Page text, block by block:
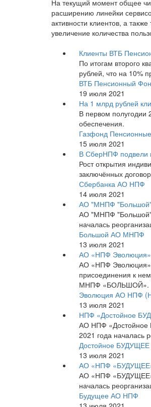
На текущий момент общее
расширению линейки
активности клиентов, а
увеличение количества
Клиенты ВТБ
По итогам второго
рублей, что на 10%
ВТБ Пенсионный
19 июля 2021
На 1 млрд рублей
В первом полугодии
обеспечения.
Газфонд
15 июля 2021
В СберНПФ подвели
Рост открытия
заключённых
Сбербанка АО НПФ
14 июля 2021
АО "МНПФ "Большой"
АО "МНПФ "Большой"
началась
Большой АО МНПФ
13 июля 2021
АО «НПФ Эволюция»
АО «НПФ Эволюция»
присоединения к
МНПФ «БОЛЬШОЙ».
Эволюция АО НПФ
13 июля 2021
НПФ «Достойное
АО НПФ «Достойное
2021 года
Достойное
13 июля 2021
АО «НПФ «БУДУЩЕЕ»
АО «НПФ «БУДУЩЕЕ»
началась
Будущее АО НПФ